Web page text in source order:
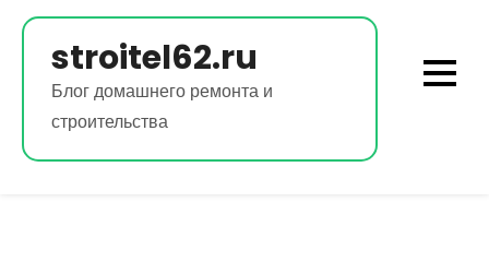
Перейти
содержимому
stroitel62.ru
Блог домашнего ремонта и
строительства